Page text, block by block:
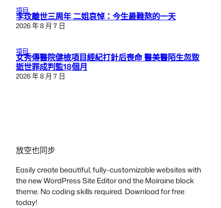
項目
李玟離世三周年 二姐哀悼：今生最難熬的一天
2026 年 8 月 7 日
項目
女秀傳醫院健檢項目經紀打針后喪命 醫美醫陌生忽致
逝世罪成判監18個月
2026 年 8 月 7 日
放空也同步
Easily create beautiful, fully-customizable websites with
the new WordPress Site Editor and the Moiraine block
theme. No coding skills required. Download for free
today!